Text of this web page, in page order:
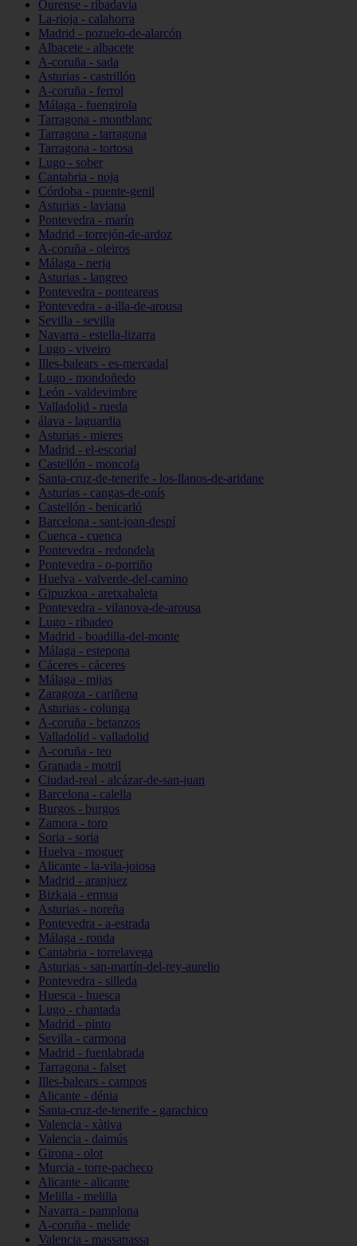
Ourense - ribadavia
La-rioja - calahorra
Madrid - pozuelo-de-alarcón
Albacete - albacete
A-coruña - sada
Asturias - castrillón
A-coruña - ferrol
Málaga - fuengirola
Tarragona - montblanc
Tarragona - tarragona
Tarragona - tortosa
Lugo - sober
Cantabria - noja
Córdoba - puente-genil
Asturias - laviana
Pontevedra - marín
Madrid - torrejón-de-ardoz
A-coruña - oleiros
Málaga - nerja
Asturias - langreo
Pontevedra - ponteareas
Pontevedra - a-illa-de-arousa
Sevilla - sevilla
Navarra - estella-lizarra
Lugo - viveiro
Illes-balears - es-mercadal
Lugo - mondoñedo
León - valdevimbre
Valladolid - rueda
álava - laguardia
Asturias - mieres
Madrid - el-escorial
Castellón - moncofa
Santa-cruz-de-tenerife - los-llanos-de-aridane
Asturias - cangas-de-onís
Castellón - benicarló
Barcelona - sant-joan-despí
Cuenca - cuenca
Pontevedra - redondela
Pontevedra - o-porriño
Huelva - valverde-del-camino
Gipuzkoa - aretxabaleta
Pontevedra - vilanova-de-arousa
Lugo - ribadeo
Madrid - boadilla-del-monte
Málaga - estepona
Cáceres - cáceres
Málaga - mijas
Zaragoza - cariñena
Asturias - colunga
A-coruña - betanzos
Valladolid - valladolid
A-coruña - teo
Granada - motril
Ciudad-real - alcázar-de-san-juan
Barcelona - calella
Burgos - burgos
Zamora - toro
Soria - soria
Huelva - moguer
Alicante - la-vila-joiosa
Madrid - aranjuez
Bizkaia - ermua
Asturias - noreña
Pontevedra - a-estrada
Málaga - ronda
Cantabria - torrelavega
Asturias - san-martín-del-rey-aurelio
Pontevedra - silleda
Huesca - huesca
Lugo - chantada
Madrid - pinto
Sevilla - carmona
Madrid - fuenlabrada
Tarragona - falset
Illes-balears - campos
Alicante - dénia
Santa-cruz-de-tenerife - garachico
Valencia - xàtiva
Valencia - daimús
Girona - olot
Murcia - torre-pacheco
Alicante - alicante
Melilla - melilla
Navarra - pamplona
A-coruña - melide
Valencia - massanassa